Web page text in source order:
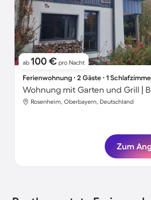
ab 100 € pro Nacht
Ferienwohnung ∙ 2 Gäste ∙ 1
Wohnung mit Garten und Grill |
Rosenheim, Oberbayern, Deutschland
Zum